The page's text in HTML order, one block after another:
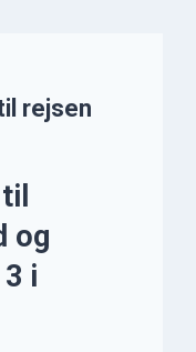
rejsen
og
i